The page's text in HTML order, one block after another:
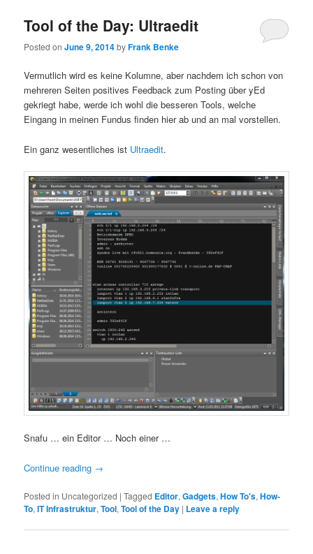
Tool of the Day: Ultraedit
Posted onJune 9, 2014byFrank Benke
Vermutlich wird es keine Kolumne, aber nachdem ich schon von
mehreren Seiten positives Feedback zum Posting über yEd
gekriegt habe, werde ich wohl die besseren Tools, welche
Eingang in meinen Fundus finden hier ab und an mal vorstellen.
Ein ganz wesentliches ist Ultraedit.
Snafu … ein Editor … Noch einer …
Continue reading →
Posted in Uncategorized |Tagged Editor,Gadgets,How To's,How-
To,IT Infrastruktur,Tool,Tool of the Day | Leave a reply